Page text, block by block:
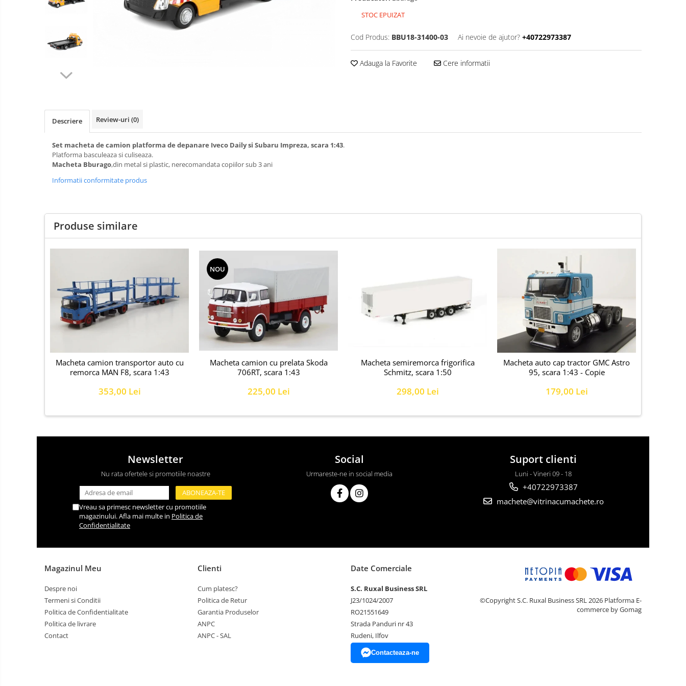
Machete cisterne
Machete autocare
militare
Machete
autoturisme
Machete autoturisme de
Accesorii machete
STOC EPUIZAT
Cod Produs: BBU18-31400-03 Ai nevoie de ajutor? +40722973387
Adauga la Favorite Cere informatii
Descriere Review-uri (0)
Set macheta de camion platforma de depanare Iveco Daily si Subaru Impreza, scara 1:43.
Platforma basculeaza si culiseaza.
Macheta Bburago,din metal si plastic, nerecomandata copiilor sub 3 ani
Informatii conformitate produs
Produse similare
Macheta camion transportor auto cu
remorca MAN F8, scara 1:43
353,00 Lei
NOU
Macheta camion cu prelata Skoda
706RT, scara 1:43
225,00 Lei
Macheta semiremorca frigorifica
Schmitz, scara 1:50
298,00 Lei
Macheta auto cap tractor GMC Astro
95, scara 1:43 - Copie
179,00 Lei
Newsletter
Nu rata ofertele si promotiile noastre
Vreau sa primesc newsletter cu promotiile
magazinului. Afla mai multe in Politica de
Confidentialitate
Social
Urmareste-ne in social media
Suport clienti
Luni - Vineri 09 - 18
+40722973387
machete@vitrinacumachete.ro
Magazinul Meu
Despre noi
Termeni si Conditii
Politica de Confidentialitate
Politica de livrare
Contact
Clienti
Cum platesc?
Politica de Retur
Garantia Produselor
ANPC
ANPC - SAL
Date Comerciale
S.C. Ruxal Business SRL
J23/1024/2007
RO21551649
Strada Panduri nr 43
Rudeni, Ilfov
Contacteaza-ne
©Copyright S.C. Ruxal Business SRL 2026 Platforma E-
commerce by Gomag